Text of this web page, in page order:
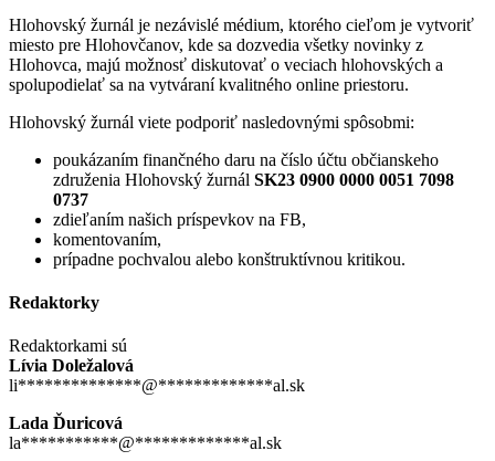
Hlohovský žurnál je nezávislé médium, ktorého cieľom je vytvoriť
miesto pre Hlohovčanov, kde sa dozvedia všetky novinky z
Hlohovca, majú možnosť diskutovať o veciach hlohovských a
spolupodielať sa na vytváraní kvalitného online priestoru.
Hlohovský žurnál viete podporiť nasledovnými spôsobmi:
poukázaním finančného daru na číslo účtu občianskeho
združenia Hlohovský žurnál SK23 0900 0000 0051 7098
0737
zdieľaním našich príspevkov na FB,
komentovaním,
prípadne pochvalou alebo konštruktívnou kritikou.
Redaktorky
Redaktorkami sú
Lívia Doležalová
li**************@*************al.sk
Lada Ďuricová
la***********@*************al.sk